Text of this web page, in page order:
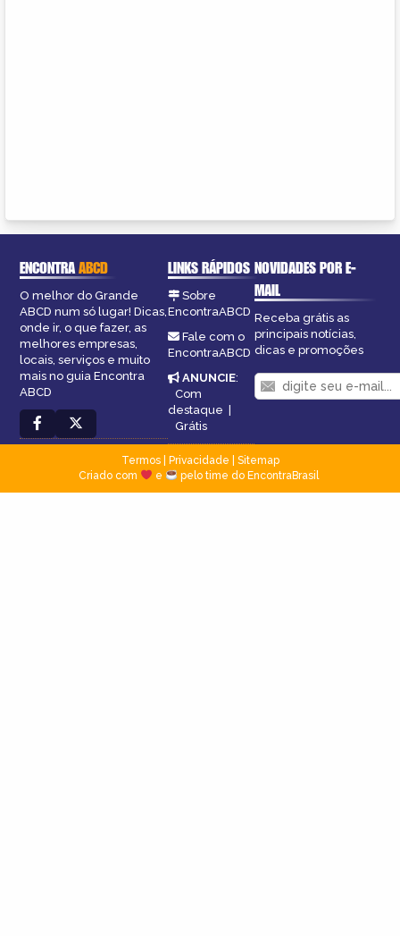
ENCONTRAABCD
O melhor do Grande
ABCD num só lugar! Dicas,
onde ir, o que fazer, as
melhores empresas,
locais, serviços e muito
mais no guia Encontra
ABCD
LINKS RÁPIDOS
Sobre
EncontraABCD
Fale com o
EncontraABCD
ANUNCIE:
Com
destaque
Grátis
NOVIDADES POR E-
MAIL
Receba grátis as
principais notícias,
dicas e promoções
Termos| Privacidade
Sitemap
Criado com
e pelo time do EncontraBrasil